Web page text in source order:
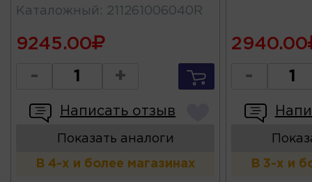
Каталожный : 211261006040R
9245.00
- +
Написать отзыв
Показать аналоги
В 4-х и более магазинах
2940.00
-
В 3-х и